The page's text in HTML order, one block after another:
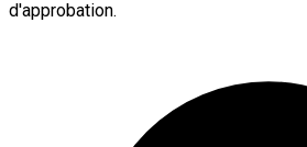
d'approbation.